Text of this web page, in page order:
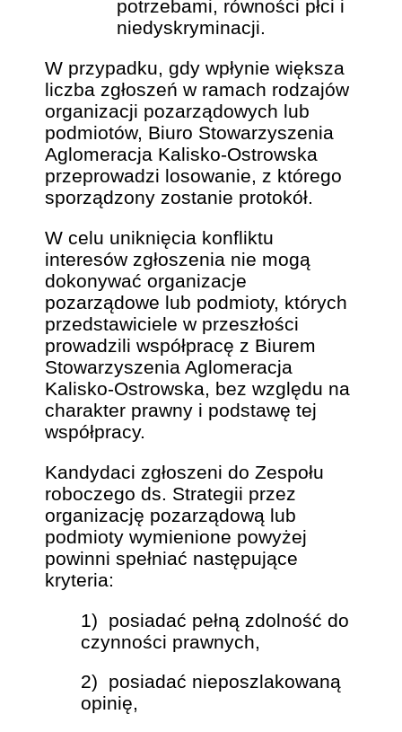
potrzebami, równości płci i
niedyskryminacji.
W przypadku, gdy wpłynie większa
liczba zgłoszeń w ramach rodzajów
organizacji pozarządowych lub
podmiotów, Biuro Stowarzyszenia
Aglomeracja Kalisko-Ostrowska
przeprowadzi losowanie, z którego
sporządzony zostanie protokół.
W celu uniknięcia konfliktu
interesów zgłoszenia nie mogą
dokonywać organizacje
pozarządowe lub podmioty, których
przedstawiciele w przeszłości
prowadzili współpracę z Biurem
Stowarzyszenia Aglomeracja
Kalisko-Ostrowska, bez względu na
charakter prawny i podstawę tej
współpracy.
Kandydaci zgłoszeni do Zespołu
roboczego ds. Strategii przez
organizację pozarządową lub
podmioty wymienione powyżej
powinni spełniać następujące
kryteria:
1) posiadać pełną zdolność do
czynności prawnych,
2) posiadać nieposzlakowaną
opinię,